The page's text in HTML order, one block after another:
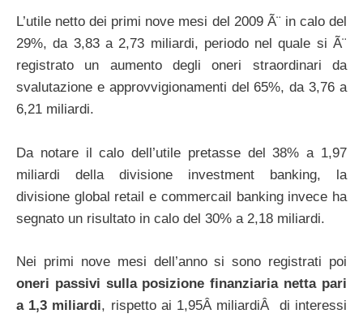
L’utile netto dei primi nove mesi del 2009 Ã¨ in calo del
29%, da 3,83 a 2,73 miliardi, periodo nel quale si Ã¨
registrato un aumento degli oneri straordinari da
svalutazione e approvvigionamenti del 65%, da 3,76 a
6,21 miliardi.
Da notare il calo dell’utile pretasse del 38% a 1,97
miliardi della divisione investment banking, la
divisione global retail e commercail banking invece ha
segnato un risultato in calo del 30% a 2,18 miliardi.
Nei primi nove mesi dell’anno si sono registrati poi
oneri passivi sulla posizione finanziaria netta pari
a 1,3 miliardi, rispetto ai 1,95Â miliardiÂ di interessi